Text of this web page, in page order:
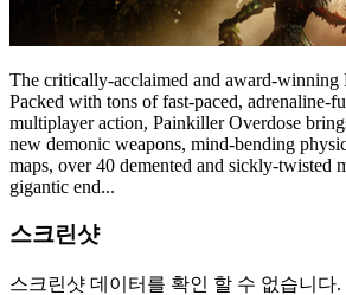
The critically-acclaimed and award-winning
Packed with tons of fast-paced, adrenaline-
multiplayer action, Painkiller Overdose
new demonic weapons, mind-bending
maps, over 40 demented and sickly-twisted
gigantic end...
스크린샷
스크린샷 데이터를 확인 할 수 없습니다.